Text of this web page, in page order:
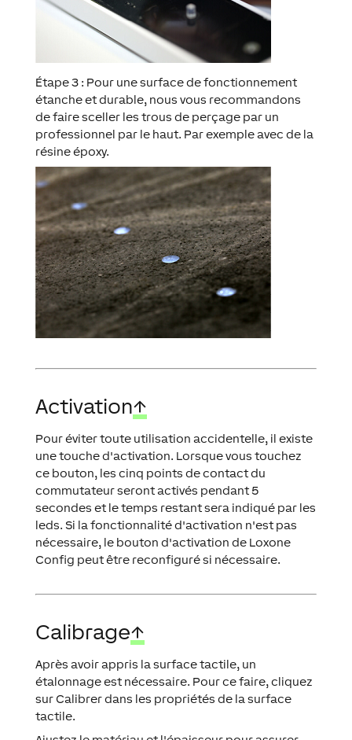
Étape 3 : Pour une surface de fonctionnement
étanche et durable, nous vous recommandons
de faire sceller les trous de perçage par un
professionnel par le haut. Par exemple avec de la
résine époxy.
Activation↑
Pour éviter toute utilisation accidentelle, il existe
une touche d'activation. Lorsque vous touchez
ce bouton, les cinq points de contact du
commutateur seront activés pendant 5
secondes et le temps restant sera indiqué par les
leds. Si la fonctionnalité d'activation n'est pas
nécessaire, le bouton d'activation de Loxone
Config peut être reconfiguré si nécessaire.
Calibrage↑
Après avoir appris la surface tactile, un
étalonnage est nécessaire. Pour ce faire, cliquez
sur Calibrer dans les propriétés de la surface
tactile.